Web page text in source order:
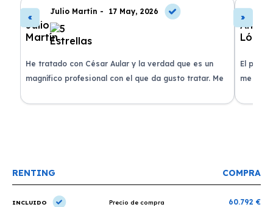
Julio Martín - 17 May, 2026
He tratado con César Aular y la verdad que es un
magnífico profesional con el que da gusto tratar. Me
recomiendo un montón, muchas gracias!
El
me
plazo
RENTING COMPRA
INCLUIDO Precio de compra 60.792 €